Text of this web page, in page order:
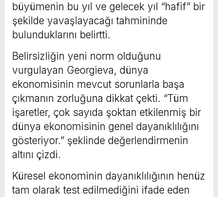
büyümenin bu yıl ve gelecek yıl “hafif” bir
şekilde yavaşlayacağı tahmininde
bulunduklarını belirtti.
Belirsizliğin yeni norm olduğunu
vurgulayan Georgieva, dünya
ekonomisinin mevcut sorunlarla başa
çıkmanın zorluğuna dikkat çekti. “Tüm
işaretler, çok sayıda şoktan etkilenmiş bir
dünya ekonomisinin genel dayanıklılığını
gösteriyor.” şeklinde değerlendirmenin
altını çizdi.
Küresel ekonominin dayanıklılığının henüz
tam olarak test edilmediğini ifade eden